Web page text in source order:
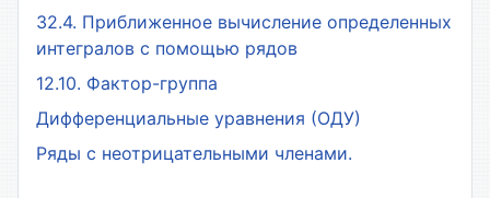
32.4. Приближенное вычисление определенных
интегралов с помощью рядов
12.10. Фактор-группа
Дифференциальные уравнения (ОДУ)
Ряды с неотрицательными членами.